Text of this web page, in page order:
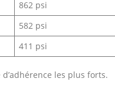
862 psi
582 psi
411 psi
les plus forts.